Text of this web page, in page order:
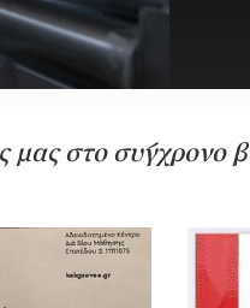
μας στο